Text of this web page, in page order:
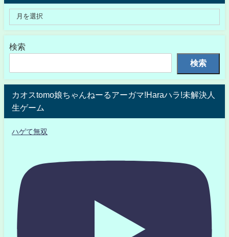
検索
検索
カオスtomo娘ちゃんねーるアーガマ!Haraハラ!未解決人
生ゲーム
ハゲて無双